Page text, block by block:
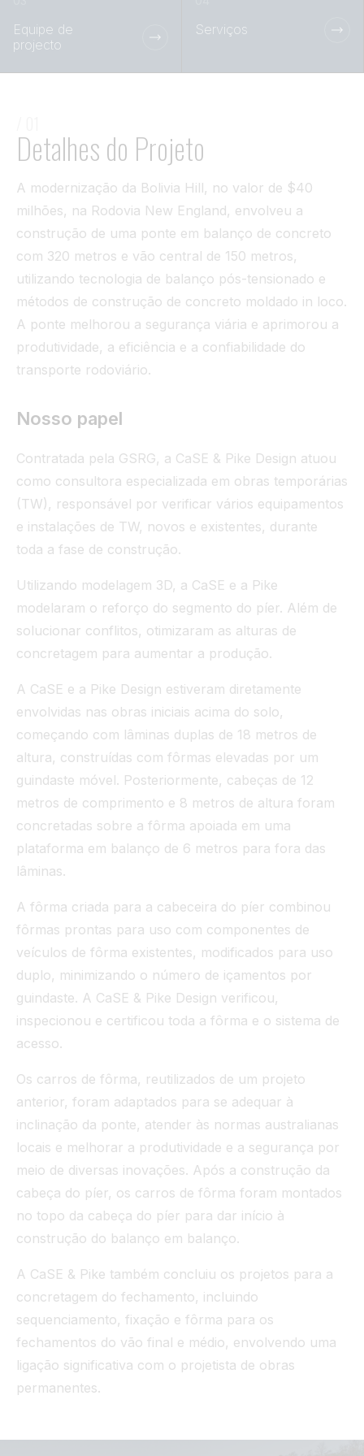
Equipe de
projecto
Serviços
Detalhes do Projeto
A modernização da Bolivia Hill, no valor de $40
milhões, na Rodovia New England, envolveu a
construção de uma ponte em balanço de concreto
com 320 metros e vão central de 150 metros,
utilizando tecnologia de balanço pós-tensionado e
métodos de construção de concreto moldado in loco.
A ponte melhorou a segurança viária e aprimorou a
produtividade, a eficiência e a confiabilidade do
transporte rodoviário.
Nosso papel
Contratada pela GSRG, a CaSE & Pike Design atuou
como consultora especializada em obras temporárias
(TW), responsável por verificar vários equipamentos
e instalações de TW, novos e existentes, durante
toda a fase de construção.
Utilizando modelagem 3D, a CaSE e a Pike
modelaram o reforço do segmento do píer. Além de
solucionar conflitos, otimizaram as alturas de
concretagem para aumentar a produção.
A CaSE e a Pike Design estiveram diretamente
envolvidas nas obras iniciais acima do solo,
começando com lâminas duplas de 18 metros de
altura, construídas com fôrmas elevadas por um
guindaste móvel. Posteriormente, cabeças de 12
metros de comprimento e 8 metros de altura foram
concretadas sobre a fôrma apoiada em uma
plataforma em balanço de 6 metros para fora das
lâminas.
A fôrma criada para a cabeceira do píer combinou
fôrmas prontas para uso com componentes de
veículos de fôrma existentes, modificados para uso
duplo, minimizando o número de içamentos por
guindaste. A CaSE & Pike Design verificou,
inspecionou e certificou toda a fôrma e o sistema de
acesso.
Os carros de fôrma, reutilizados de um projeto
anterior, foram adaptados para se adequar à
inclinação da ponte, atender às normas australianas
locais e melhorar a produtividade e a segurança por
meio de diversas inovações. Após a construção da
cabeça do píer, os carros de fôrma foram montados
no topo da cabeça do píer para dar início à
construção do balanço em balanço.
A CaSE & Pike também concluiu os projetos para a
concretagem do fechamento, incluindo
sequenciamento, fixação e fôrma para os
fechamentos do vão final e médio, envolvendo uma
ligação significativa com o projetista de obras
permanentes.